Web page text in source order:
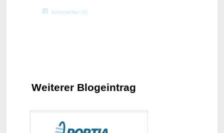
Kommentar (0)
Weiterer Blogeintrag